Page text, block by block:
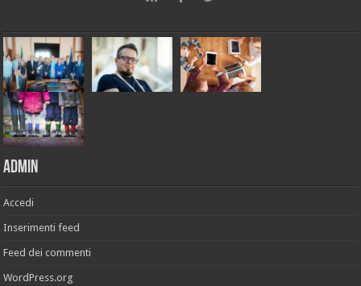
Admin
Accedi
Inserimenti feed
Feed dei commenti
WordPress.org